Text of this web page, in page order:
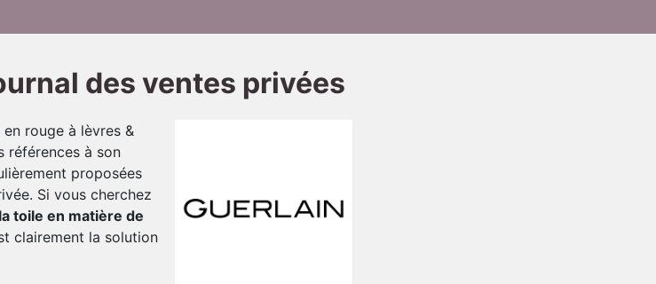
des ventes privées
rouge à lèvres &
références à son
proposées
Si vous cherchez
toile en matière de
clairement la solution